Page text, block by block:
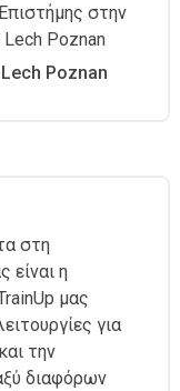
στην
Lech Poznan
Lech Poznan
στη
είναι η
μας
για
την
διαφόρων